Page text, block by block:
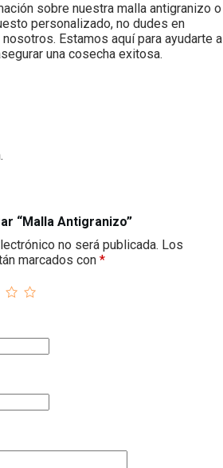
sobre nuestra malla antigranizo o
personalizado, no dudes en
Estamos aquí para ayudarte a
una cosecha exitosa.
“Malla Antigranizo”
no será publicada. Los
marcados con *